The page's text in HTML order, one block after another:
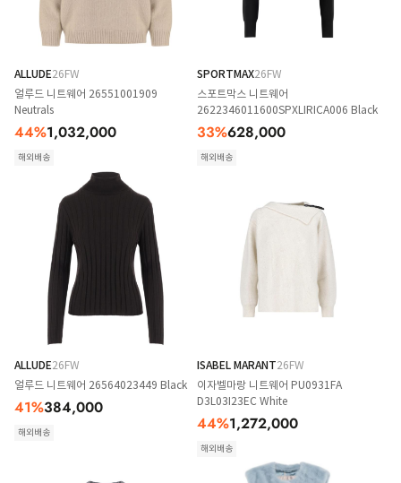
ALLUDE26FW
얼루드 니트웨어 26551001909
Neutrals
44%1,032,000
해외배송
SPORTMAX26FW
스포트막스 니트웨어
2622346011600SPXLIRICA006 Black
33%628,000
해외배송
ALLUDE26FW
얼루드 니트웨어 26564023449 Black
41%384,000
해외배송
ISABEL MARANT26FW
이자벨마랑 니트웨어 PU0931FA
D3L03I23EC White
44%1,272,000
해외배송